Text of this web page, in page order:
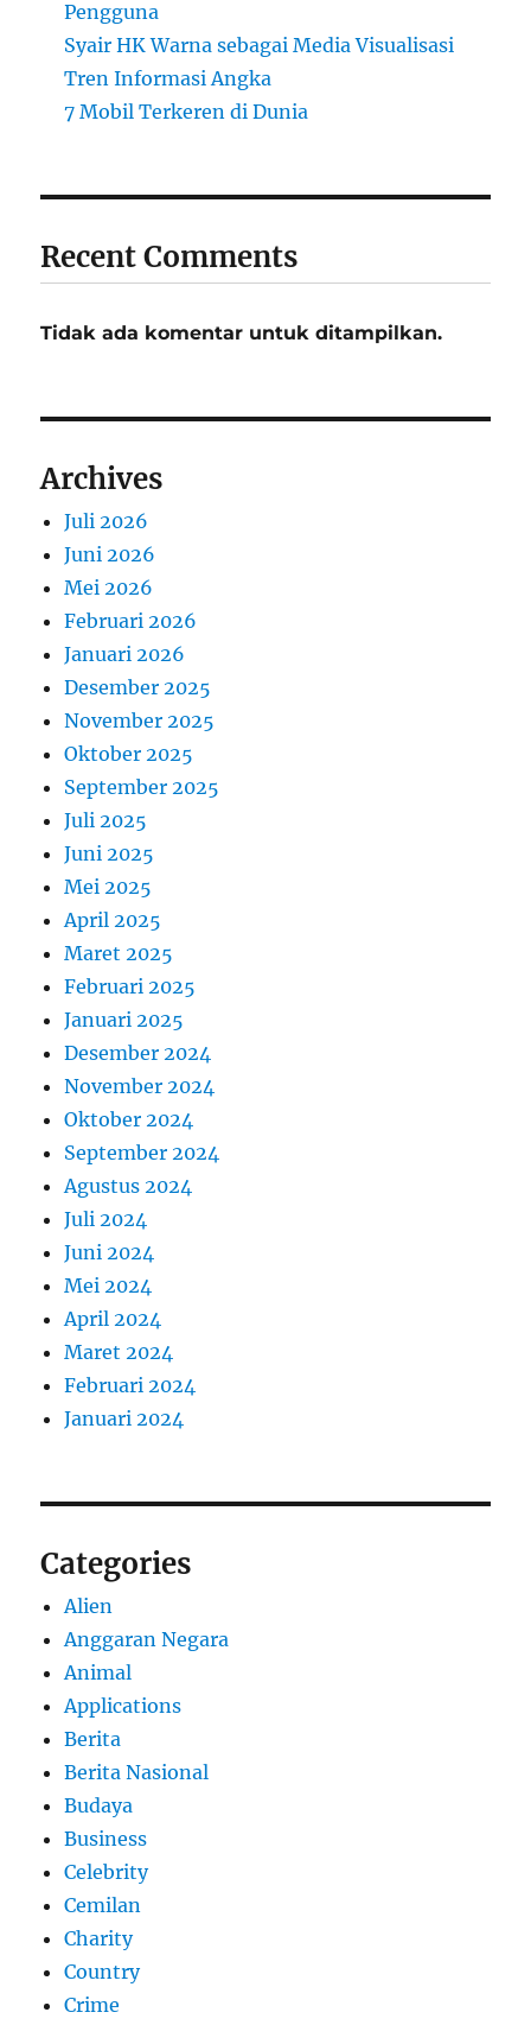
Pengguna
Syair HK Warna sebagai Media Visualisasi
Tren Informasi Angka
7 Mobil Terkeren di Dunia
Recent Comments
Tidak ada komentar untuk ditampilkan.
Archives
Juli 2026
Juni 2026
Mei 2026
Februari 2026
Januari 2026
Desember 2025
November 2025
Oktober 2025
September 2025
Juli 2025
Juni 2025
Mei 2025
April 2025
Maret 2025
Februari 2025
Januari 2025
Desember 2024
November 2024
Oktober 2024
September 2024
Agustus 2024
Juli 2024
Juni 2024
Mei 2024
April 2024
Maret 2024
Februari 2024
Januari 2024
Categories
Alien
Anggaran Negara
Animal
Applications
Berita
Berita Nasional
Budaya
Business
Celebrity
Cemilan
Charity
Country
Crime